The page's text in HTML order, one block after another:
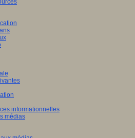
informationnelles
médias